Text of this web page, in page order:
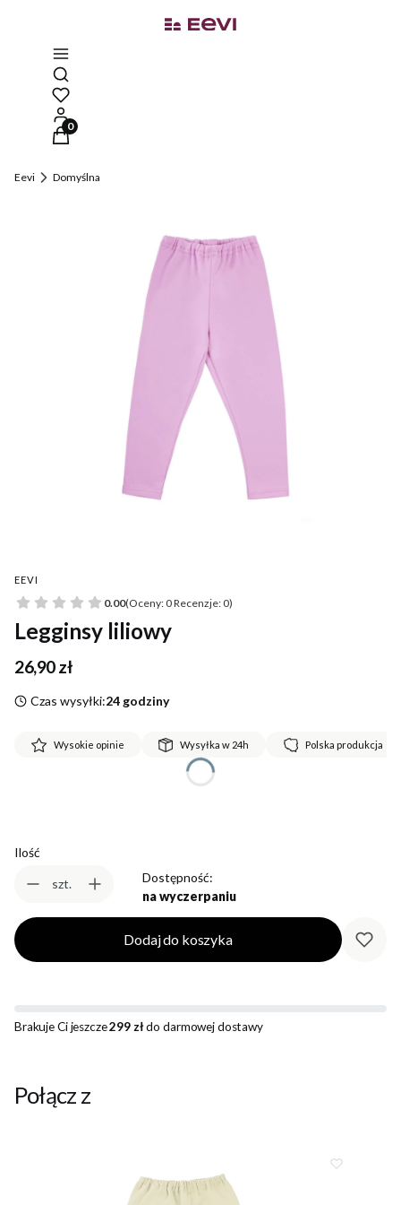
Otwórz wyszukiwarkę
Produkty w koszyku: 0. Zobacz szczegóły
Eevi Domyślna
EEVI
0.00(Oceny: 0 Recenzje: 0)
Legginsy liliowy
Cena
26,90 zł
Czas wysyłki:24 godziny
Wysokie opinie Wysyłka w 24h Polska produkcja
Ilość
szt.
Dostępność:
na wyczerpaniu
Dodaj do koszyka
Brakuje Ci jeszcze299 złdo darmowej dostawy
Połącz z